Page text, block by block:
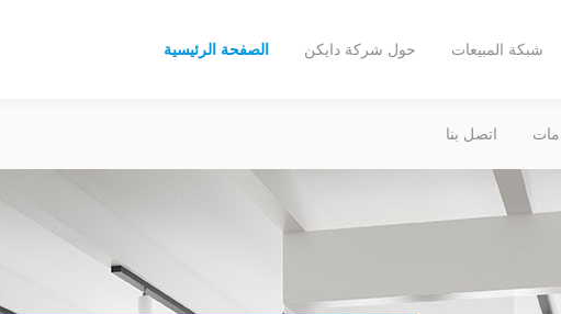
الصفحة الرئيسية حول شركة دايكن شبكة المبيعات
اتصل بنا